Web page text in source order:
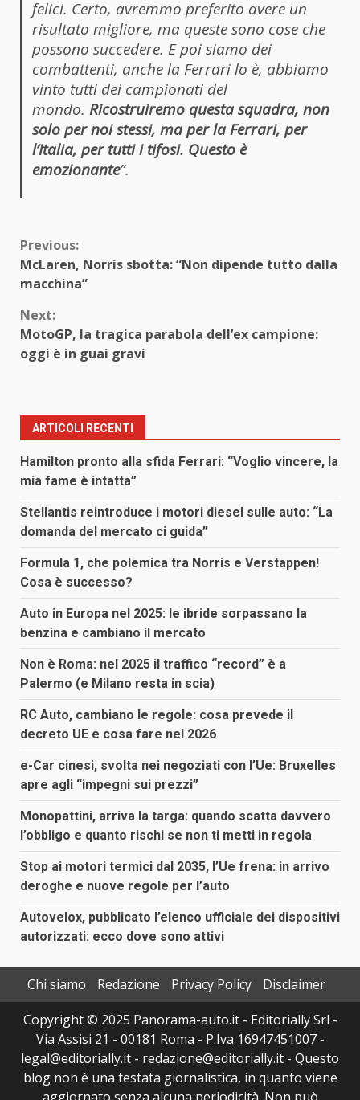
felici. Certo, avremmo preferito avere un
risultato migliore, ma queste sono cose che
possono succedere. E poi siamo dei
combattenti, anche la Ferrari lo è, abbiamo
vinto tutti dei campionati del
mondo. Ricostruiremo questa squadra, non
solo per noi stessi, ma per la Ferrari, per
l’Italia, per tutti i tifosi. Questo è
emozionante”.
Continue
Reading
Previous:
McLaren, Norris sbotta: “Non dipende tutto dalla
macchina”
Next:
MotoGP, la tragica parabola dell’ex campione:
oggi è in guai gravi
ARTICOLI RECENTI
Hamilton pronto alla sfida Ferrari: “Voglio vincere, la
mia fame è intatta”
Stellantis reintroduce i motori diesel sulle auto: “La
domanda del mercato ci guida”
Formula 1, che polemica tra Norris e Verstappen!
Cosa è successo?
Auto in Europa nel 2025: le ibride sorpassano la
benzina e cambiano il mercato
Non è Roma: nel 2025 il traffico “record” è a
Palermo (e Milano resta in scia)
RC Auto, cambiano le regole: cosa prevede il
decreto UE e cosa fare nel 2026
e-Car cinesi, svolta nei negoziati con l’Ue: Bruxelles
apre agli “impegni sui prezzi”
Monopattini, arriva la targa: quando scatta davvero
l’obbligo e quanto rischi se non ti metti in regola
Stop ai motori termici dal 2035, l’Ue frena: in arrivo
deroghe e nuove regole per l’auto
Autovelox, pubblicato l’elenco ufficiale dei dispositivi
autorizzati: ecco dove sono attivi
Chi siamo Redazione Privacy Policy
Disclaimer
Copyright © 2025 Panorama-auto.it - Editorially Srl -
Via Assisi 21 - 00181 Roma - P.Iva 16947451007 -
legal@editorially.it - redazione@editorially.it - Questo
blog non è una testata giornalistica, in quanto viene